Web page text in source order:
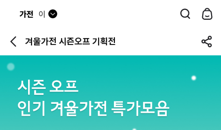
드
다
튼
겨울가전 시즌오프 기획전